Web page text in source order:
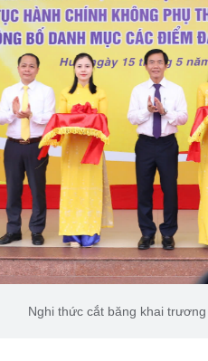
Nghi thức cắt băng khai trương